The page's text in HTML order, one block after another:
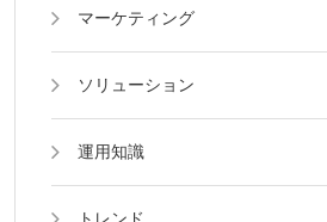
マーケティング
ソリューション
運用知識